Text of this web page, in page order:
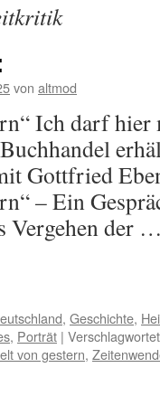
von altmod
Ich darf
Gottfried
– Ein
Vergehen der
, Geschichte,
, Porträt |
von gestern,